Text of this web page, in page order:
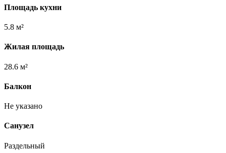
Площадь кухни
5.8 м²
Жилая площадь
28.6 м²
Балкон
Не указано
Санузел
Раздельный